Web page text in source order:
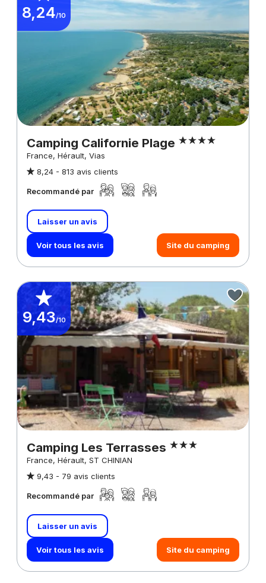
8,24/10
Camping Californie Plage
France, Hérault, Vias
8,24 - 813 avis clients
Recommandé par
Laisser un avis
Voir tous les avis Site du camping
9,43/10
Camping Les Terrasses
France, Hérault, ST CHINIAN
9,43 - 79 avis clients
Recommandé par
Laisser un avis
Voir tous les avis Site du camping